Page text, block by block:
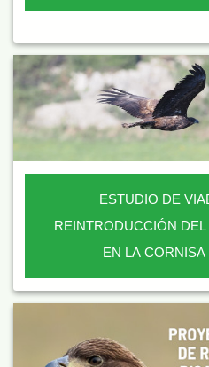
ESTUDIO DE
REINTRODUCCIÓN
EN LA